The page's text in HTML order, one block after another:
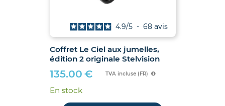
Coffret Le Ciel aux jumelles,
édition 2 originale Stelvision
4.9/5 - 68 avis
135.00 € TVA incluse (FR)
En stock